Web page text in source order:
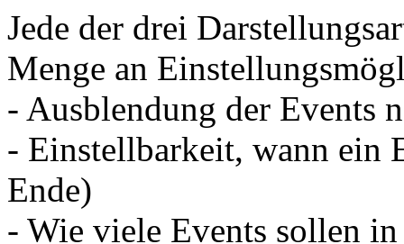
Jede der drei
Menge an
- Ausblendung der Events
- Einstellbarkeit, wann ein
Ende)
- Wie viele Events sollen